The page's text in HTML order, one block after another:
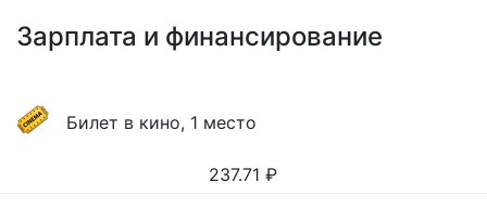
Зарплата и финансирование
Билет в кино, 1 место
237.71 ₽